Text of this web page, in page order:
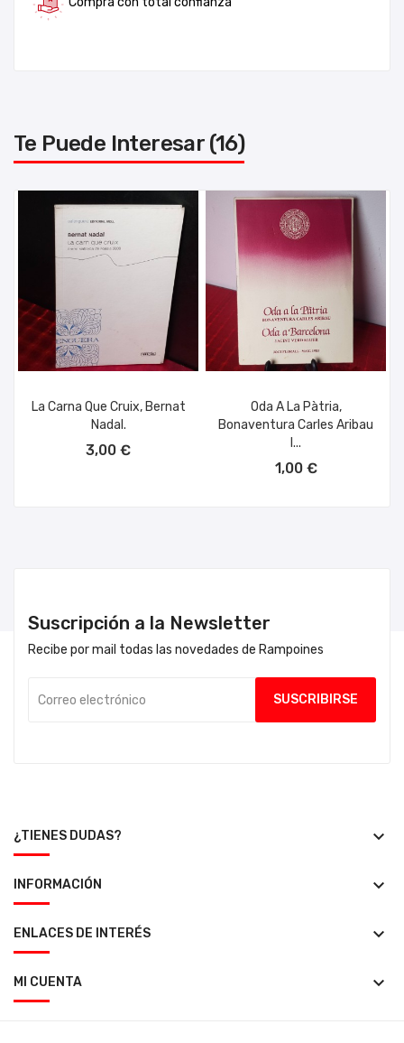
Te Puede Interesar (16)
La Carna Que Cruix, Bernat
Nadal.
3,00 €
Oda A La Pàtria,
Bonaventura Carles Aribau
I...
1,00 €
Suscripción a la Newsletter
Recibe por mail todas las novedades de Rampoines
¿TIENES DUDAS? keyboard_arrow_down
INFORMACIÓN keyboard_arrow_down
ENLACES DE INTERÉS keyboard_arrow_down
MI CUENTA keyboard_arrow_down